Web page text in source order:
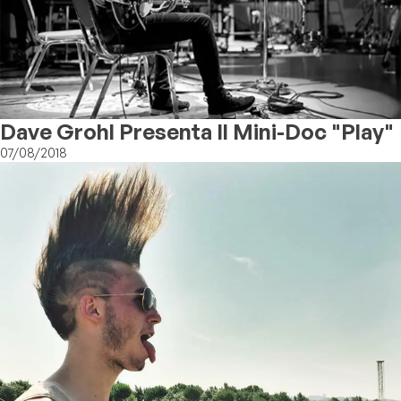
Dave Grohl Presenta Il Mini-Doc "Play"
07/08/2018